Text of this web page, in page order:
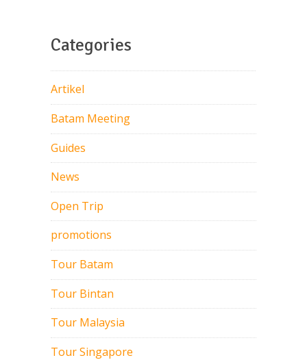
Categories
Artikel
Batam Meeting
Guides
News
Open Trip
promotions
Tour Batam
Tour Bintan
Tour Malaysia
Tour Singapore